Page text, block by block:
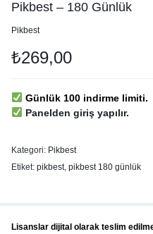
Pikbest – 180 Günlük
Pikbest
₺269,00
Günlük 100 indirme limiti.
Panelden giriş yapılır.
Kategori: Pikbest
Etiket: pikbest, pikbest 180 günlük
Lisanslar dijital olarak teslim